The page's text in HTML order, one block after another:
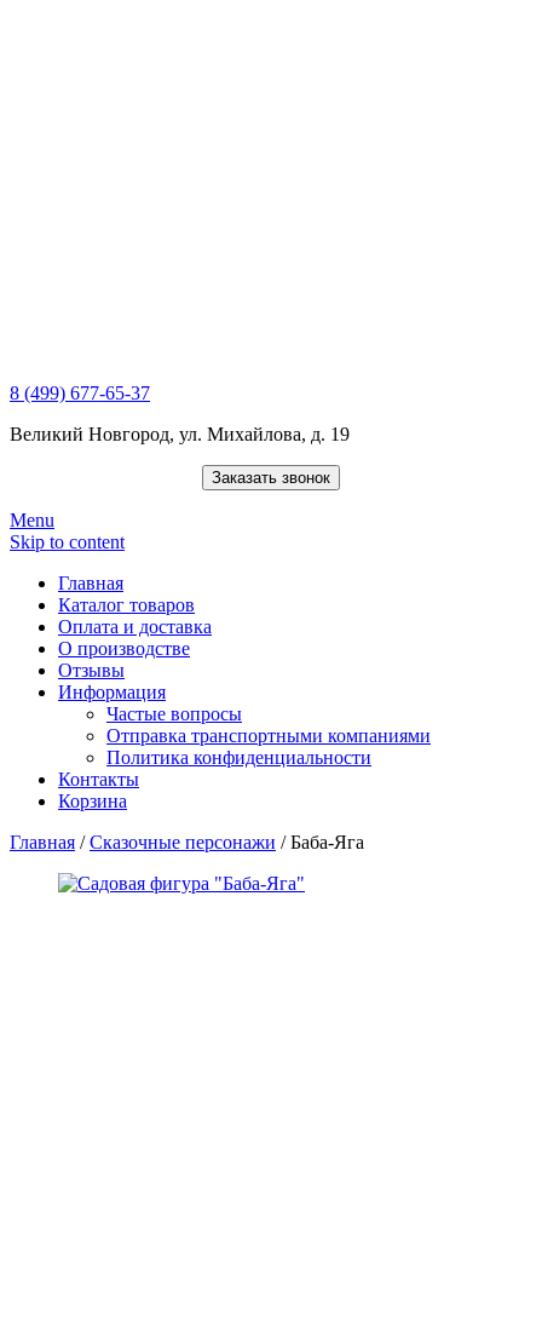
8 (499) 677-65-37
Великий Новгород, ул. Михайлова, д. 19
Заказать звонок
Menu
Skip to content
Главная
Каталог товаров
Оплата и доставка
О производстве
Отзывы
Информация
Частые вопросы
Отправка транспортными компаниями
Политика конфиденциальности
Контакты
Корзина
Главная /Сказочные персонажи / Баба-Яга